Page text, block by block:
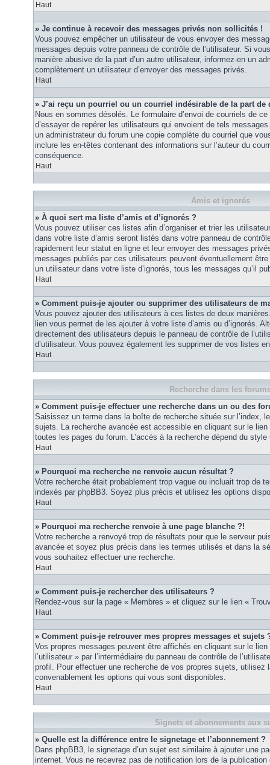
Haut
» Je continue à recevoir des messages privés non sollicités !
Vous pouvez empêcher un utilisateur de vous envoyer des
messages depuis votre panneau de contrôle de l’utilisateur. Si
manière abusive de la part d’un autre utilisateur, informez-en un
complètement un utilisateur d’envoyer des messages privés.
Haut
» J’ai reçu un pourriel ou un courriel indésirable de la part de
Nous en sommes désolés. Le formulaire d’envoi de courriels de
d’essayer de repérer les utilisateurs qui envoient de tels
un administrateur du forum une copie complète du courriel que
inclure les en-têtes contenant des informations sur l’auteur du
conséquence.
Haut
Amis et ignorés
» À quoi sert ma liste d’amis et d’ignorés ?
Vous pouvez utiliser ces listes afin d’organiser et trier les
dans votre liste d’amis seront listés dans votre panneau de
rapidement leur statut en ligne et leur envoyer des messages
messages publiés par ces utilisateurs peuvent éventuellement
un utilisateur dans votre liste d’ignorés, tous les messages qu’il
Haut
» Comment puis-je ajouter ou supprimer des utilisateurs de
Vous pouvez ajouter des utilisateurs à ces listes de deux
lien vous permet de les ajouter à votre liste d’amis ou d’ignorés.
directement des utilisateurs depuis le panneau de contrôle de
d’utilisateur. Vous pouvez également les supprimer de vos listes
Haut
Recherche dans les
» Comment puis-je effectuer une recherche dans un ou des
Saisissez un terme dans la boîte de recherche située sur l’index,
sujets. La recherche avancée est accessible en cliquant sur le
toutes les pages du forum. L’accès à la recherche dépend du style
Haut
» Pourquoi ma recherche ne renvoie aucun résultat ?
Votre recherche était probablement trop vague ou incluait trop de
indexés par phpBB3. Soyez plus précis et utilisez les options
Haut
» Pourquoi ma recherche renvoie à une page blanche ?!
Votre recherche a renvoyé trop de résultats pour que le serveur
avancée et soyez plus précis dans les termes utilisés et dans la
vous souhaitez effectuer une recherche.
Haut
» Comment puis-je rechercher des utilisateurs ?
Rendez-vous sur la page « Membres » et cliquez sur le lien «
Haut
» Comment puis-je retrouver mes propres messages et sujets
Vos propres messages peuvent être affichés en cliquant sur le
l’utilisateur » par l’intermédiaire du panneau de contrôle de
profil. Pour effectuer une recherche de vos propres sujets, utilisez
convenablement les options qui vous sont disponibles.
Haut
Signets et abonnements aux
» Quelle est la différence entre le signetage et l’abonnement ?
Dans phpBB3, le signetage d’un sujet est similaire à ajouter une
internet. Vous ne recevrez pas de notification lors de la publication